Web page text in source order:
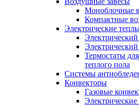
Моноблочные
Компактные
Электрические
Термостаты
теплого пола
Системы
Конвекторы
Газовые